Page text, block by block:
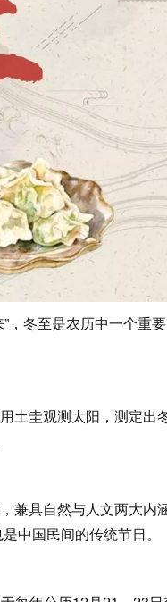
，冬至是农历中一个重
土圭观测太阳，测定出
兼具自然与人文两大内
中国民间的传统节日。